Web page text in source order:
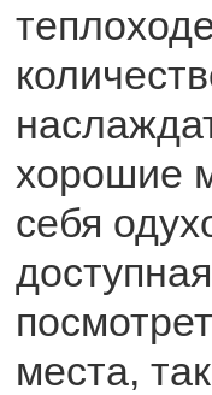
хорошие
себя
места,